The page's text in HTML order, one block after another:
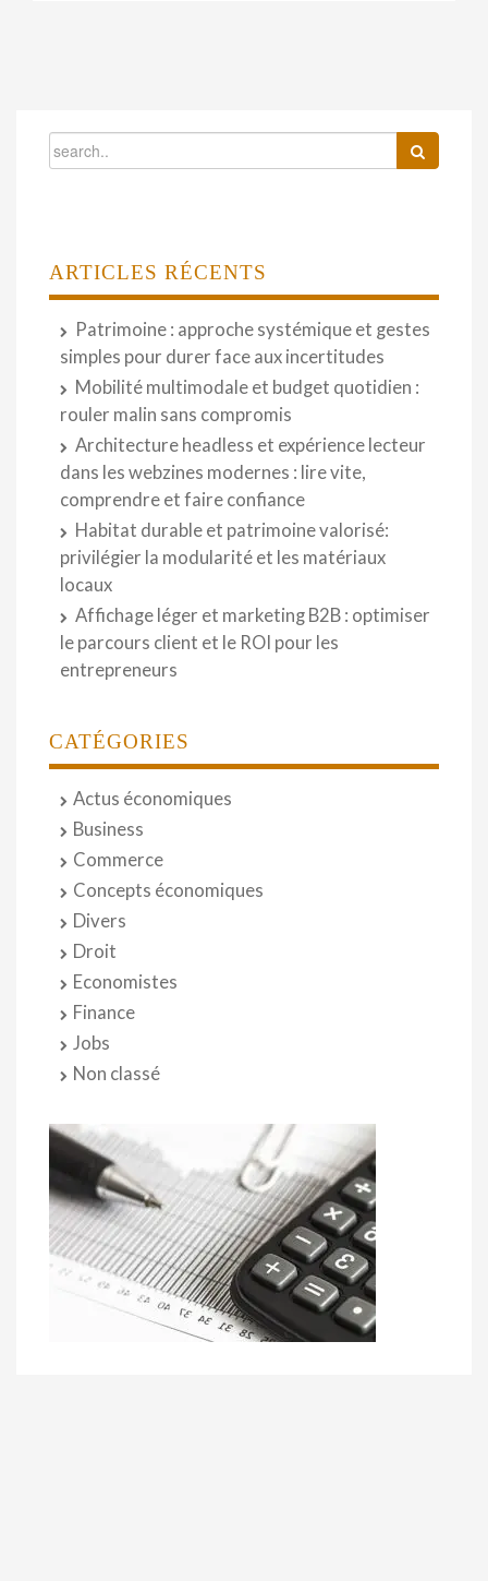
ARTICLES RÉCENTS
Patrimoine : approche systémique et gestes
simples pour durer face aux incertitudes
Mobilité multimodale et budget quotidien :
rouler malin sans compromis
Architecture headless et expérience lecteur
dans les webzines modernes : lire vite,
comprendre et faire confiance
Habitat durable et patrimoine valorisé:
privilégier la modularité et les matériaux
locaux
Affichage léger et marketing B2B : optimiser
le parcours client et le ROI pour les
entrepreneurs
CATÉGORIES
Actus économiques
Business
Commerce
Concepts économiques
Divers
Droit
Economistes
Finance
Jobs
Non classé